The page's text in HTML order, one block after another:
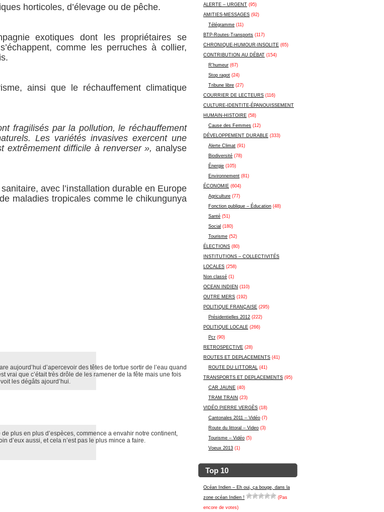
ALERTE – URGENT (95)
AMITIES-MESSAGES (92)
Télégramme (11)
BTP-Routes-Transports (117)
CHRONIQUE-HUMOUR-INSOLITE (65)
CONTRIBUTION AU DÉBAT (154)
R'humeur (67)
Stop ragot (24)
Tribune libre (27)
COURRIER DE LECTEURS (116)
CULTURE-IDENTITE-ÉPANOUISSEMENT
HUMAIN-HISTOIRE (58)
Cause des Femmes (12)
DÉVELOPPEMENT DURABLE (333)
Alerte Climat (91)
Biodiversité (78)
Énergie (105)
Environnement (81)
ÉCONOMIE (604)
Agriculture (77)
Fonction publique – Éducation (48)
Santé (51)
Social (180)
Tourisme (52)
ÉLECTIONS (80)
INSTITUTIONS – COLLECTIVITÉS
LOCALES (258)
Non classé (1)
OCEAN INDIEN (110)
OUTRE MERS (192)
POLITIQUE FRANÇAISE (295)
Présidentielles 2012 (222)
POLITIQUE LOCALE (266)
Pcr (90)
RETROSPECTIVE (28)
ROUTES ET DEPLACEMENTS (41)
ROUTE DU LITTORAL (41)
TRANSPORTS ET DEPLACEMENTS (95)
CAR JAUNE (40)
TRAM TRAIN (23)
VIDÉO PIERRE VERGÈS (18)
Cantonales 2011 – Vidéo (7)
Route du littoral – Video (3)
Tourisme – Vidéo (5)
Voeux 2013 (1)
Top 10
Océan Indien – Eh oui, ça bouge, dans la
zone océan Indien !
(Pas
encore de votes)
horticoles, d’élevage ou de pêche.
exotiques dont les propriétaires se
comme les perruches à collier,
ainsi que le réchauffement climatique
fragilisés par la pollution, le réchauffement
Les variétés invasives exercent une
extrêmement difficile à renverser », analyse
avec l’installation durable en Europe
maladies tropicales comme le chikungunya
aujourd’hui d’apercevoir des têtes de tortue sortir de l’eau quand
vrai que c’était très drôle de les ramener de la fête mais une fois
les dégâts ajourd’hui.
plus en plus d’espèces, commence a envahir notre continent,
d’eux aussi, et cela n’est pas le plus mince a faire.